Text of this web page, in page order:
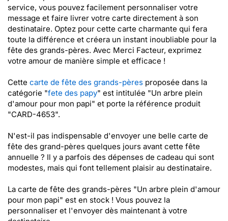
service, vous pouvez facilement personnaliser votre
message et faire livrer votre carte directement à son
destinataire. Optez pour cette carte charmante qui fera
toute la différence et créera un instant inoubliable pour la
fête des grands-pères. Avec Merci Facteur, exprimez
votre amour de manière simple et efficace !
Cette carte de fête des grands-pères proposée dans la
catégorie "fete des papy" est intitulée "Un arbre plein
d'amour pour mon papi" et porte la référence produit
"CARD-4653".
N'est-il pas indispensable d'envoyer une belle carte de
fête des grand-pères quelques jours avant cette fête
annuelle ? Il y a parfois des dépenses de cadeau qui sont
modestes, mais qui font tellement plaisir au destinataire.
La carte de fête des grands-pères "Un arbre plein d'amour
pour mon papi" est en stock ! Vous pouvez la
personnaliser et l'envoyer dès maintenant à votre